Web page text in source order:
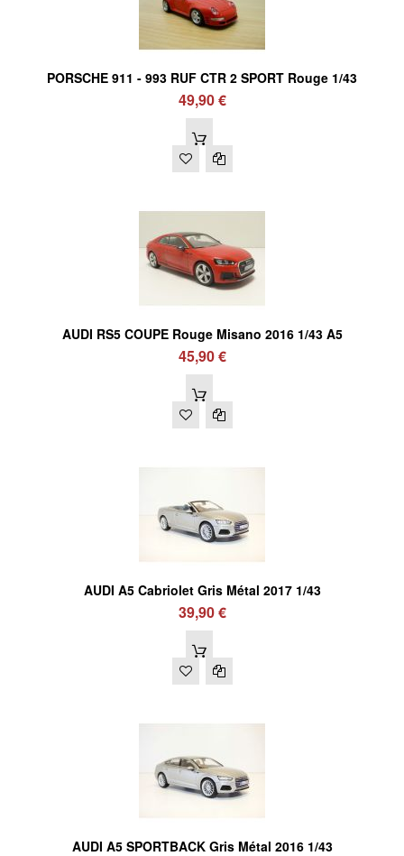
PORSCHE 911 - 993 RUF CTR 2 SPORT Rouge 1/43
49,90 €
AUDI RS5 COUPE Rouge Misano 2016 1/43 A5
45,90 €
AUDI A5 Cabriolet Gris Métal 2017 1/43
39,90 €
AUDI A5 SPORTBACK Gris Métal 2016 1/43